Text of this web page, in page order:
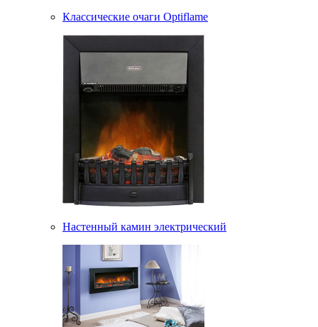
Классические очаги Optiflame
Настенный камин электрический